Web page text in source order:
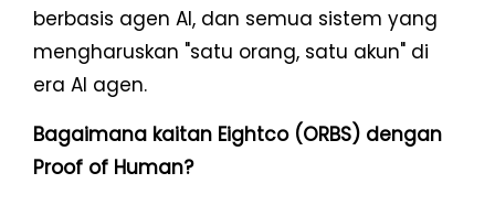
berbasis agen AI, dan semua sistem yang
mengharuskan "satu orang, satu akun" di
era AI agen.
Bagaimana kaitan Eightco (ORBS) dengan
Proof of Human?